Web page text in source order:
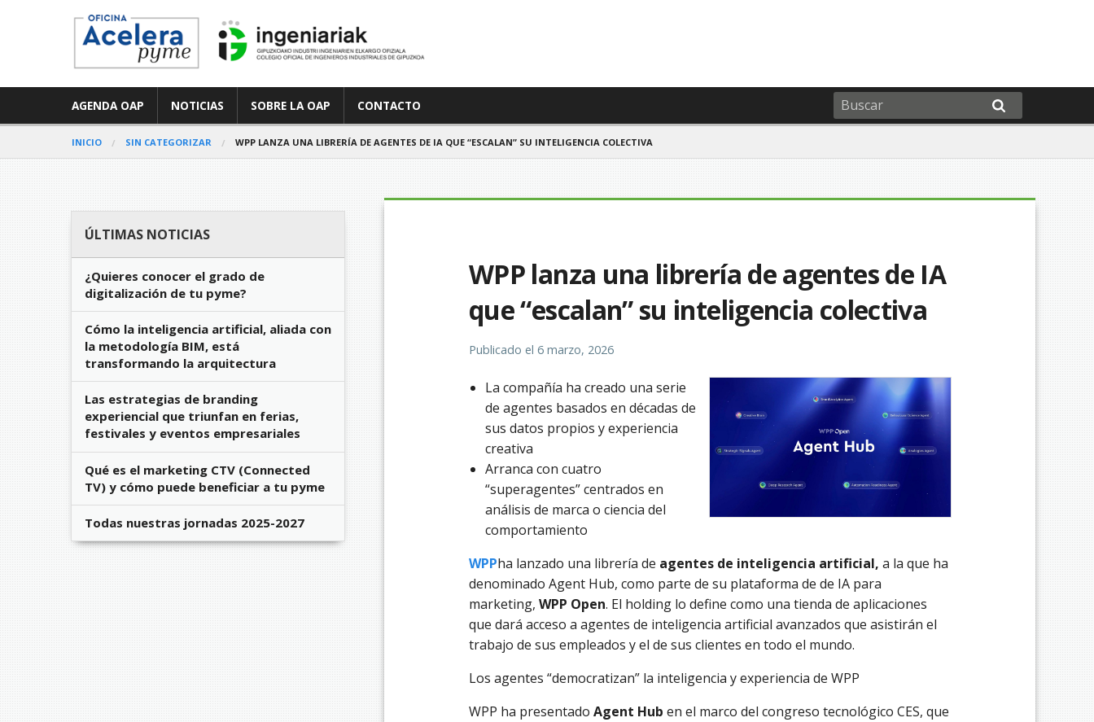
AGENDA OAP NOTICIAS SOBRE LA OAP CONTACTO
INICIO SIN CATEGORIZAR WPP LANZA UNA LIBRERÍA DE AGENTES DE IA QUE “ESCALAN” SU INTELIGENCIA COLECTIVA
WPP lanza una librería de agentes de IA
que “escalan” su inteligencia colectiva
Publicado el 6 marzo, 2026
La compañía ha creado una serie
de agentes basados en décadas de
sus datos propios y experiencia
creativa
Arranca con cuatro
“superagentes” centrados en
análisis de marca o ciencia del
comportamiento
WPPha lanzado una librería de agentes de inteligencia artificial, a la que ha
denominado Agent Hub, como parte de su plataforma de de IA para
marketing, WPP Open. El holding lo define como una tienda de aplicaciones
que dará acceso a agentes de inteligencia artificial avanzados que asistirán el
trabajo de sus empleados y el de sus clientes en todo el mundo.
Los agentes “democratizan” la inteligencia y experiencia de WPP
WPP ha presentado Agent Hub en el marco del congreso tecnológico CES, que
ÚLTIMAS NOTICIAS
¿Quieres conocer el grado de
digitalización de tu pyme?
Cómo la inteligencia artificial, aliada con
la metodología BIM, está
transformando la arquitectura
Las estrategias de branding
experiencial que triunfan en ferias,
festivales y eventos empresariales
Qué es el marketing CTV (Connected
TV) y cómo puede beneficiar a tu pyme
Todas nuestras jornadas 2025-2027